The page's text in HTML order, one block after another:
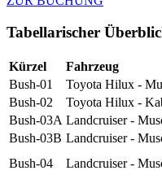
Tabellarischer
Kürzel Fahrzeug
Bush-01
Toyota Hilux -
Bush-02
Toyota Hilux -
Bush-03A Landcruiser -
Bush-03B Landcruiser -
Bush-04
Landcruiser -